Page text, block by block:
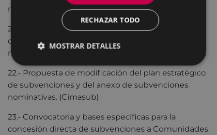
nominativas (Eibarko Klub Deportiboa).
21.- Propuesta de modificación del plan estratégico
de subvenciones y del anexo de subvenciones
nominativas (Eibarko Urbat Igeriketa kirol elkartea).
22.- Propuesta de modificación del plan estratégico
de subvenciones y del anexo de subvenciones
nominativas. (Cimasub)
23.- Convocatoria y bases específicas para la
concesión directa de subvenciones a Comunidades
RECHAZAR TODO
MOSTRAR DETALLES